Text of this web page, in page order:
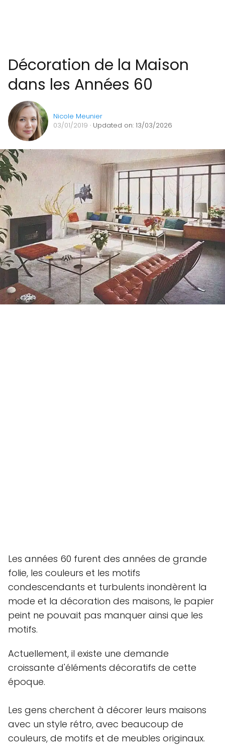
Décoration de la Maison
dans les Années 60
Nicole Meunier
03/01/2019 · Updated on: 13/03/2026
Les années 60 furent des années de grande
folie, les couleurs et les motifs
condescendants et turbulents inondèrent la
mode et la décoration des maisons, le papier
peint ne pouvait pas manquer ainsi que les
motifs.
Actuellement, il existe une demande
croissante d'éléments décoratifs de cette
époque.
Les gens cherchent à décorer leurs maisons
avec un style rétro, avec beaucoup de
couleurs, de motifs et de meubles originaux.